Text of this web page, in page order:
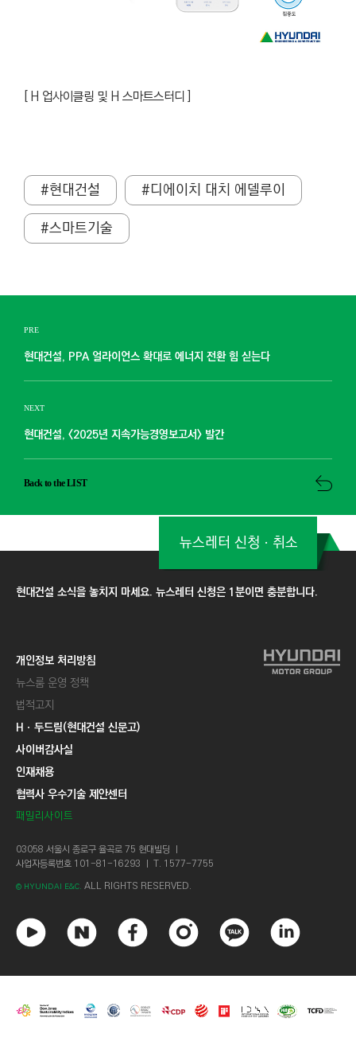
[H 업사이클링 및 H 스마트스터디 ]
#현대건설
#디에이치 대치 에델루이
#스마트기술
PRE
현대건설, PPA 얼라이언스 확대로 에너지 전환 힘 싣는다
NEXT
현대건설, <2025년 지속가능경영보고서> 발간
Back to the LIST
현대건설 소식을 놓치지 마세요. 뉴스레터 신청은 1분이면 충분합니다.
뉴스레터 신청ㆍ취소
개인정보 처리방침
뉴스룸 운영 정책
법적고지
Hㆍ두드림(현대건설 신문고)
사이버감사실
인재채용
협력사 우수기술 제안센터
패밀리사이트
03058 서울시 종로구 율곡로 75 현대빌딩 ㅣ
사업자등록번호 101-81-16293 ㅣ T. 1577-7755
© HYUNDAI E&C. ALL RIGHTS RESERVED.
튜
브
이
이
스
북
스
타
그
카
오
톡
크
드
인